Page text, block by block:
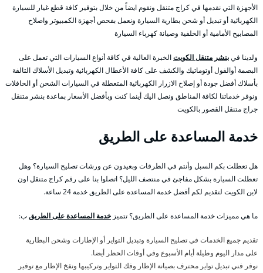
الأجهزة التي نقدمها في كراج متنقل ونقوم ايضاً من خلال بتوفير كافة قطع غيار للسيارة
الكهربائية أو تبديل أو شحن بطارية السيارة ونعمل بفحص أجهزة الكمبيوتر واصلاح
المصابيح الأمامية أو الخلفية وصيانة كهرباء السيارة
ولدينا فيبنشر متنقل الكويتالخبرة العالية في كافة أنواع السيارات التي تعمل على
البصمة أوالفول أوتوماتيك والكشف على كافة الأعطال الكهربائية وتبديل الأسلاك التالفة
بأسلاك أفضل جودة أو إصلاح الازرار الكهربائية المتعطلة في السيارات الشحن أو الحافلات
ونوفر خدماتنا لكافة المناطق ونصل اليك أينما كنت وبأفضل الأسعار بماعدة بنشر متنقل
جراج متنقل القصور بالكويت
خدمة المساعدة على الطريق
هل تعطلت بكم السبل وأنتم في الطرقات وبعيدون عن ورشات تصليح السيارة؟ وهل
تعطلت السيارة بشكل مفاجئ في منتصف الليل؟ اتصلوا بنا على رقم كراج متنقل اون
لاين الكويت لتقديم لكم أفضل خدمة المساعدة على الطريق خدمة 24 ساعة.
ما هي مميزات خدمة المساعدة على الطريق؟ تتميز خدمة المساعدة على الطريقب:
تقديم جميع الخدمات في تصليح السيارة وتبديل التواير أو الإطارات وشحن البطارية
على مدار اليوم وطيلة أيام الأسبوع وفي أوقات الحظر أيضا.
نوفر فني تبديل تواير محترف بصيانة الإطار وفك التواير وتركيبها ونفخ الإطار مع توفير